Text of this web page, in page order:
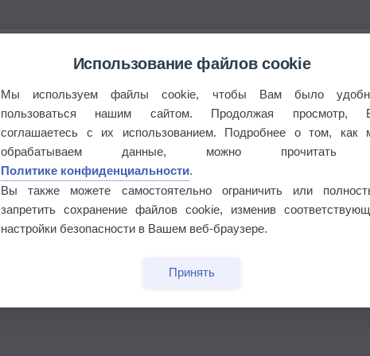
Использование файлов cookie
Мы используем файлы cookie, чтобы Вам было
пользоваться нашим сайтом. Продолжая просмотр,
соглашаетесь с их использованием. Подробнее о том, как
обрабатываем данные, можно прочитать
Политике конфиденциальности.
Вы также можете самостоятельно ограничить или
запретить сохранение файлов cookie, изменив
настройки безопасности в Вашем веб-браузере.
Принять